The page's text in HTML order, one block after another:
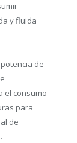
y fluida
de
el consumo
para
de